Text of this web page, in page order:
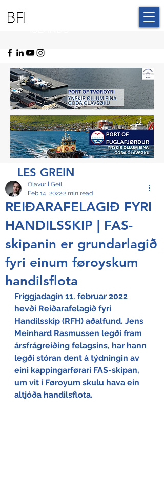
LES GREIN
REIÐARAFELAGIÐ FYRI
HANDILSSKIP | FAS-
skipanin er grundarlagið
fyri einum føroyskum
handilsflota
Ólavur Í Geil
Feb 14, 20222 min read
Fríggjadagin 11. februar 2022
hevði Reiðarafelagið fyri
Handilsskip (RFH) aðalfund. Jens
Meinhard Rasmussen legði fram
ársfrágreiðing felagsins, har hann
legði stóran dent á týdningin av
eini kappingarførari FAS-skipan,
um vit í Føroyum skulu hava ein
altjóða handilsflota.